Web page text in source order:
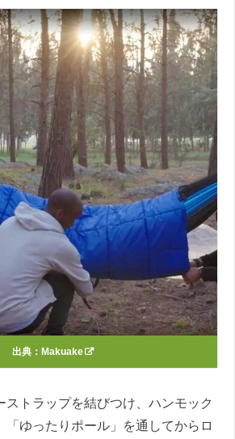
出典： Makuake
ストラップを結びつけ、ハンモック
「ゆったりポール」を通してからロ